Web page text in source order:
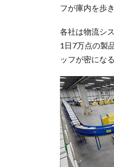
フが庫内を歩
各社は物流シ
1日7万点の製
ッフが密にな